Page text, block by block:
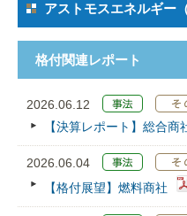
アストモスエネルギー（
格付関連レポート
2026.06.12
【決算レポート】総合
2026.06.04
【格付展望】燃料商社